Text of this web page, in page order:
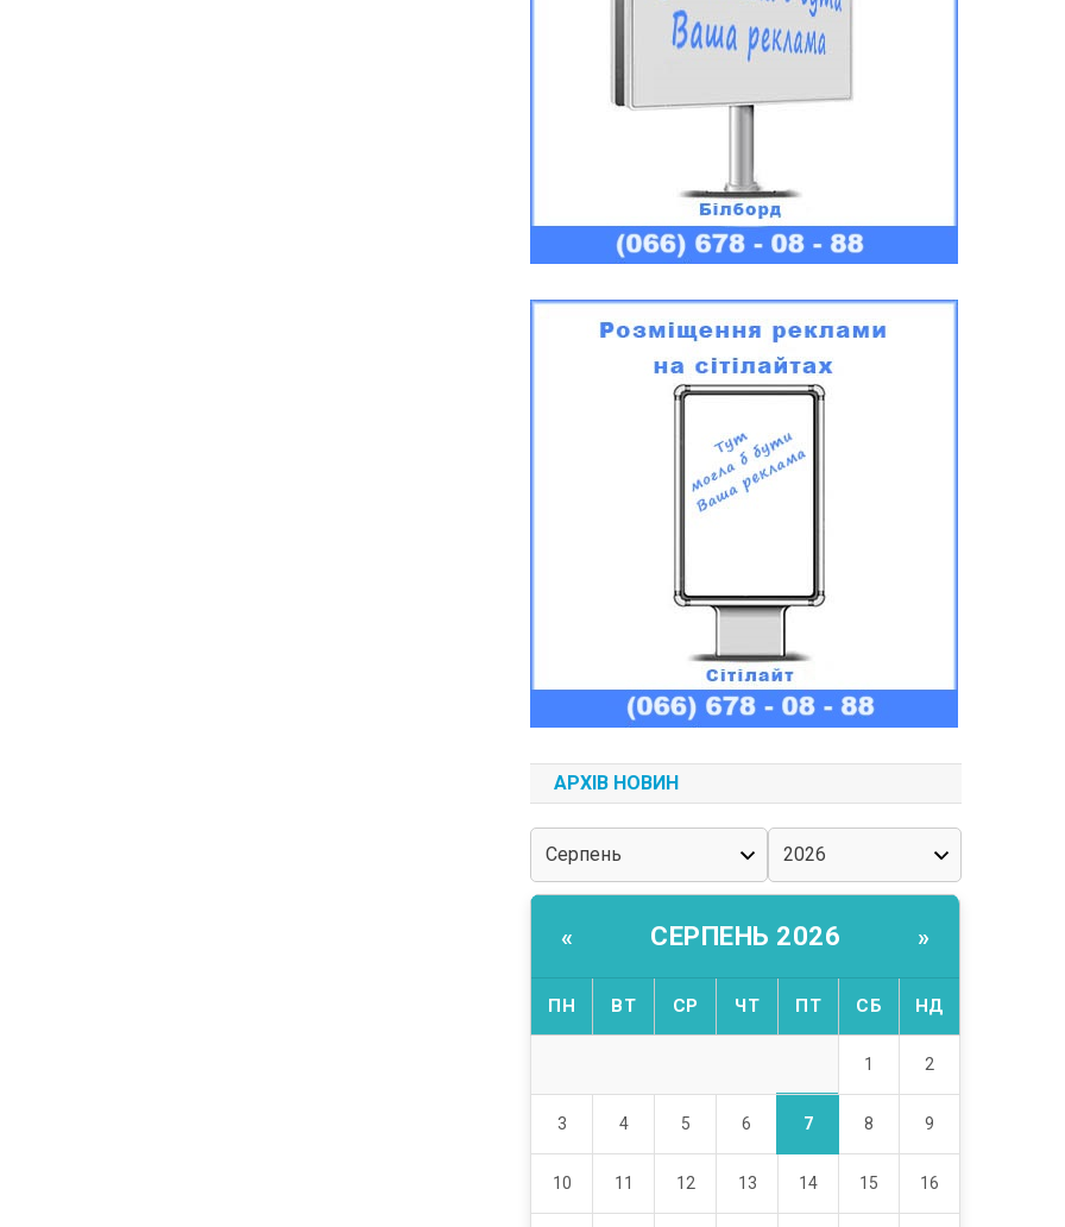
АРХІВ НОВИН
« СЕРПЕНЬ 2026 »
ПН ВТ СР ЧТ ПТ СБ НД
1 2
3 4 5 6 7 8 9
10 11 12 13 14 15 16